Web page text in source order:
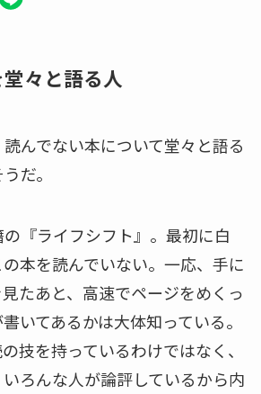
々と語る人
んでない本について堂々と語る
だ。
『ライフシフト』。最初に白
本を読んでいない。一応、手に
たあと、高速でページをめくっ
いてあるかは大体知っている。
技を持っているわけではなく、
ろんな人が論評しているから内